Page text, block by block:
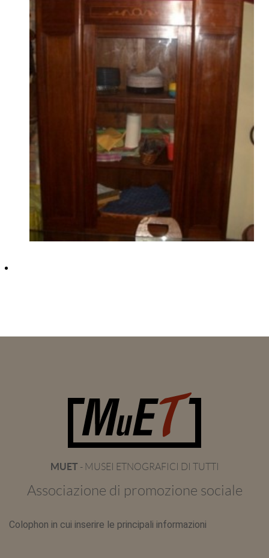
MUET - MUSEI ETNOGRAFICI DI TUTTI
Associazione di promozione sociale
Colophon in cui inserire le principali informazioni